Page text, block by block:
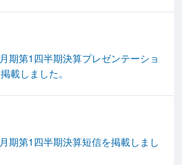
期第1四半期決算プレゼンテーショ
載しました。
期第1四半期決算短信を掲載しまし